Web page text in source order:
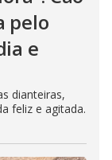
pelo
e
dianteiras,
feliz e agitada.